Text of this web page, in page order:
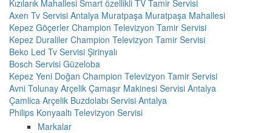
Kızılarık Mahallesi Smart özellikli TV Tamir Servisi
Axen Tv Servisi Antalya Muratpaşa Muratpaşa Mahallesi
Kepez Göçerler Champion Televizyon Tamir Servisi
Kepez Duraliler Champion Televizyon Tamir Servisi
Beko Led Tv Servisi Şirinyalı
Bosch Servisi Güzeloba
Kepez Yeni Doğan Champion Televizyon Tamir Servisi
Avni Tolunay Arçelik Çamaşır Makinesi Servisi Antalya
Çamlica Arçelik Buzdolabı Servisi Antalya
Philips Konyaaltı Televizyon Servisi
Markalar